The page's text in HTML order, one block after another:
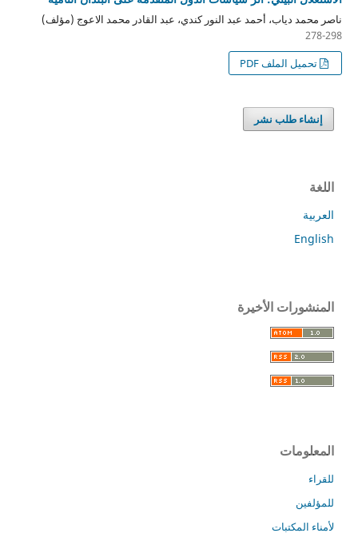
ناصر محمد دياب، أحمد عبد النور كندي، عبد القادر محمد الاعوج (مؤلف)
278-298
تحميل الملف PDF
إنشاء طلب نشر
اللغة
العربية
English
المنشورات الأخيرة
المعلومات
للقراء
للمؤلفين
لأمناء المكتبات